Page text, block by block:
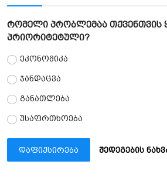
რომელი პრობლემაა თქვენთვის
პრიორიტეტული?
ეკონომიკა
ჯანდაცვა
განათლება
უსაფრთხოება
დაფიქსირება შედეგების